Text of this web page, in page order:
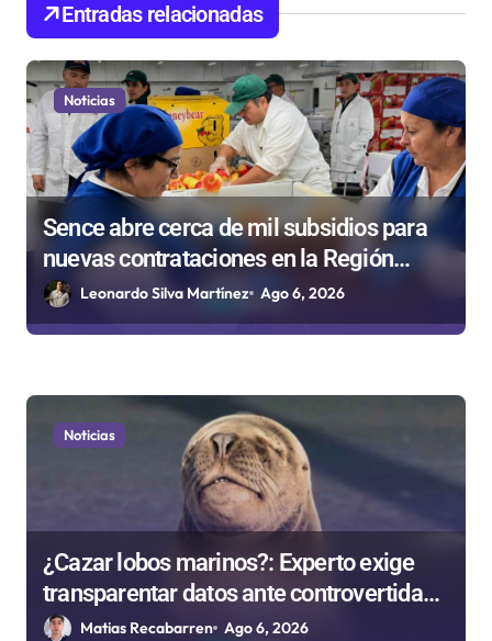
s
Entradas relacionadas
Noticias
Sence abre cerca de mil subsidios para
nuevas contrataciones en la Región
Antofagasta
Leonardo Silva Martínez Ago 6, 2026
Noticias
¿Cazar lobos marinos?: Experto exige
transparentar datos ante controvertida
medida que evalúa el Gobierno
Matias Recabarren Ago 6, 2026